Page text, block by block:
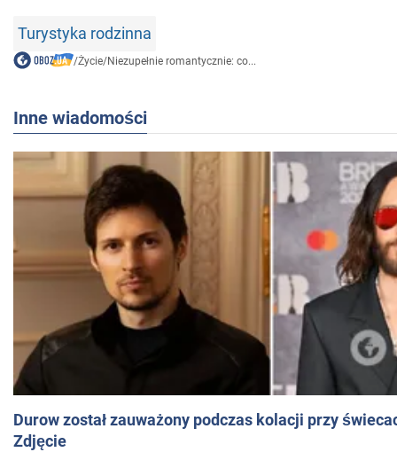
Turystyka rodzinna
/Życie/Niezupełnie romantycznie: co...
Inne wiadomości
Durow został zauważony podczas kolacji przy
Zdjęcie